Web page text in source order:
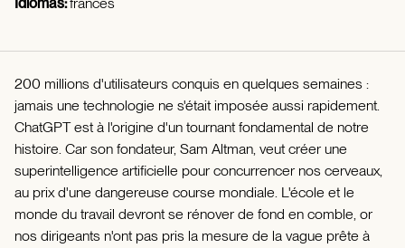
Idiomas:francés
200 millions d'utilisateurs conquis en quelques semaines :
jamais une technologie ne s'était imposée aussi rapidement.
ChatGPT est à l'origine d'un tournant fondamental de notre
histoire. Car son fondateur, Sam Altman, veut créer une
superintelligence artificielle pour concurrencer nos cerveaux,
au prix d'une dangereuse course mondiale. L'école et le
monde du travail devront se rénover de fond en comble, or
nos dirigeants n'ont pas pris la mesure de la vague prête à